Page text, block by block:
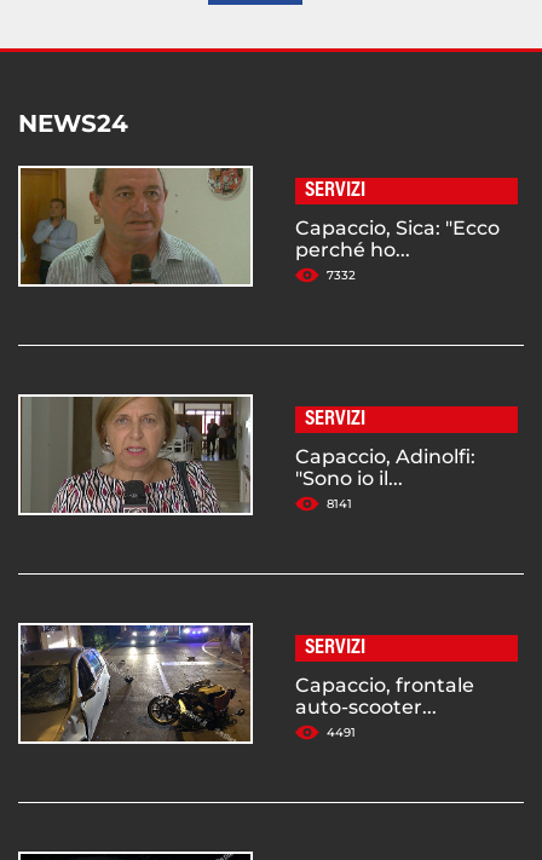
NEWS24
SERVIZI
Capaccio, Sica: "Ecco
perché ho...
7332
SERVIZI
Capaccio, Adinolfi:
"Sono io il...
8141
SERVIZI
Capaccio, frontale
auto-scooter...
4491